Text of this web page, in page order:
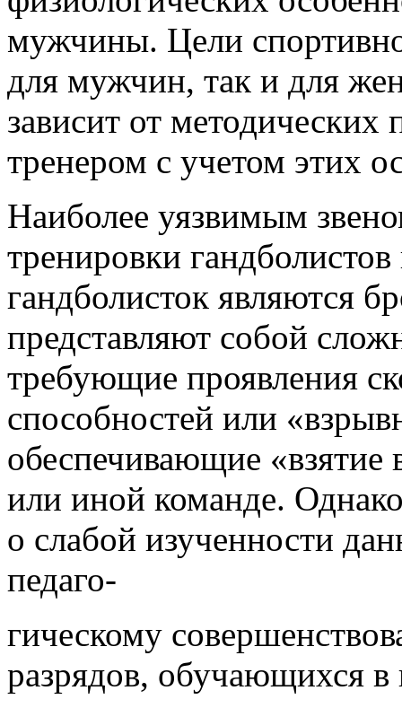
мужчины. Цели
для мужчин, так и для
зависит от
тренером с учетом этих
Наиболее уязвимым
тренировки
гандболисток являются
представляют собой
требующие проявления
способностей или
обеспечивающие «взятие
или иной команде.
о слабой изученности
педаго-
гическому
разрядов, обучающихся в